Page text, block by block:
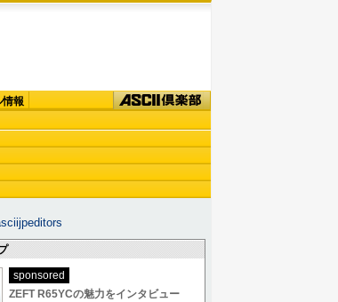
情報
sponsored
ZEFT R65YCの魅力をインタビュー